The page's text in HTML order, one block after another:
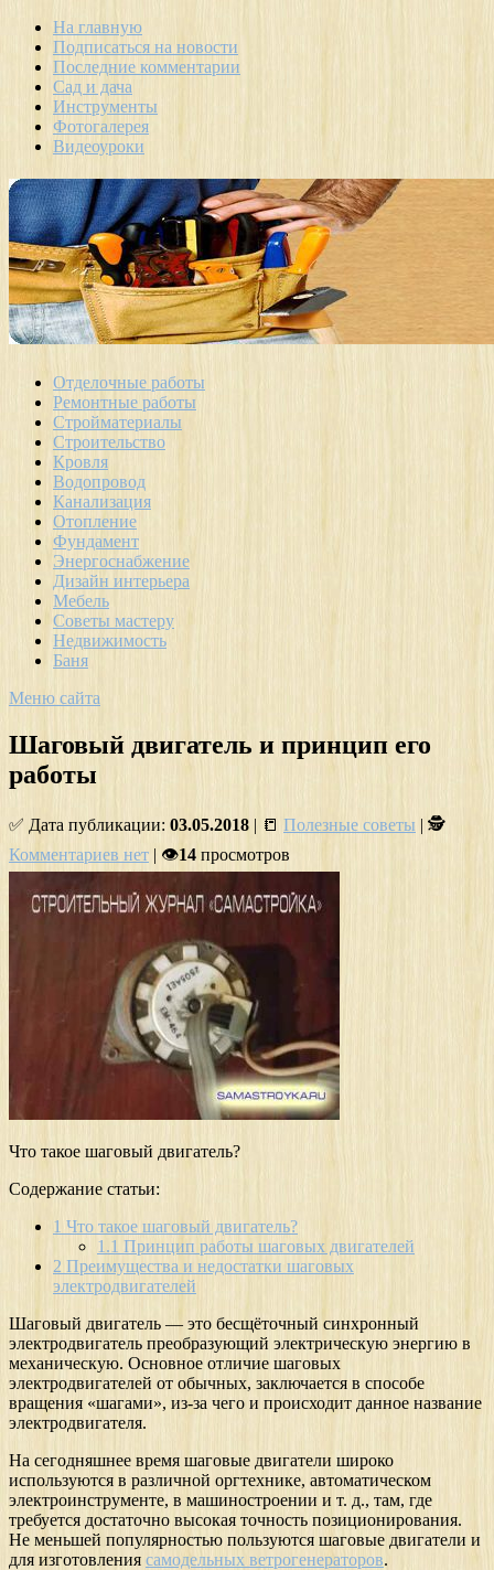
На главную
Подписаться на новости
Последние комментарии
Сад и дача
Инструменты
Фотогалерея
Видеоуроки
Отделочные работы
Ремонтные работы
Стройматериалы
Строительство
Кровля
Водопровод
Канализация
Отопление
Фундамент
Энергоснабжение
Дизайн интерьера
Мебель
Советы мастеру
Недвижимость
Баня
Меню сайта
Шаговый двигатель и принцип его
работы
✅ Дата публикации: 03.05.2018 | 📒 Полезные советы | 🕵
Комментариев нет | 👁14 просмотров
Что такое шаговый двигатель?
Содержание статьи:
1 Что такое шаговый двигатель?
1.1 Принцип работы шаговых двигателей
2 Преимущества и недостатки шаговых
электродвигателей
Шаговый двигатель — это бесщёточный синхронный
электродвигатель преобразующий электрическую энергию в
механическую. Основное отличие шаговых
электродвигателей от обычных, заключается в способе
вращения «шагами», из-за чего и происходит данное название
электродвигателя.
На сегодняшнее время шаговые двигатели широко
используются в различной оргтехнике, автоматическом
электроинструменте, в машиностроении и т. д., там, где
требуется достаточно высокая точность позиционирования.
Не меньшей популярностью пользуются шаговые двигатели и
для изготовления самодельных ветрогенераторов.